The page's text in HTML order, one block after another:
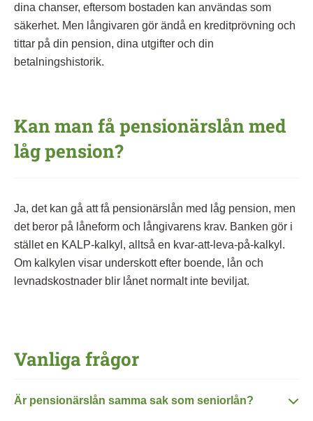
dina chanser, eftersom bostaden kan användas som
säkerhet. Men långivaren gör ändå en kreditprövning och
tittar på din pension, dina utgifter och din
betalningshistorik.
Kan man få pensionärslån med
låg pension?
Ja, det kan gå att få pensionärslån med låg pension, men
det beror på låneform och långivarens krav. Banken gör i
stället en KALP-kalkyl, alltså en kvar-att-leva-på-kalkyl.
Om kalkylen visar underskott efter boende, lån och
levnadskostnader blir lånet normalt inte beviljat.
Vanliga frågor
Är pensionärslån samma sak som seniorlån?